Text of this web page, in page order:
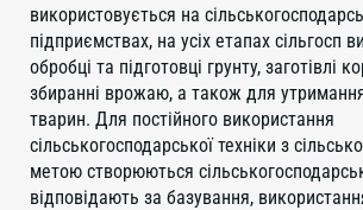
використовується на
підприємствах, на усіх етапах сільгосп
обробці та підготовці грунту, заготівлі
збиранні врожаю, а також для
тварин. Для постійного використання
сільськогосподарської техніки з
метою створюються
відповідають за базування,